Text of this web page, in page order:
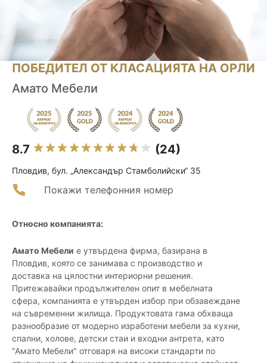
ПОБЕДИТЕЛ ОТ КЛАСАЦИЯТА НА ОРЛИ
Амато Мебели
8.7 (24)
Пловдив, бул. „Александър Стамболийски“ 35
Покажи телефонния номер
Относно компанията:
Амато Мебели е утвърдена фирма, базирана в
Пловдив, която се занимава с производство и
доставка на цялостни интериорни решения.
Притежавайки продължителен опит в мебелната
сфера, компанията е утвърден избор при обзавеждане
на съвременни жилища. Продуктовата гама обхваща
разнообразие от модерно изработени мебели за кухни,
спални, холове, детски стаи и входни антрета, като
"Амато Мебели" отговаря на високи стандарти по